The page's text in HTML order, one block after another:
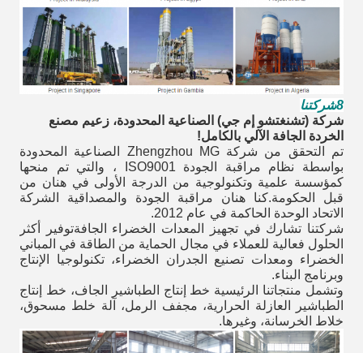
8شركتنا
شركة (تشنغتشو إم جي) الصناعية المحدودة، زعيم مصنع
الخردة الجافة الآلي بالكامل!
تم التحقق من شركة Zhengzhou MG الصناعية المحدودة
بواسطة نظام مراقبة الجودة ISO9001 ، والتي تم منحها
كمؤسسة علمية وتكنولوجية من الدرجة الأولى في هنان من
قبل الحكومة.كنا هنان مراقبة الجودة والمصداقية الشركة
الاتحاد الوحدة الحاكمة في عام 2012.
شركتنا تشارك في تجهيز المعدات الخضراء الجافةتوفير أكثر
الحلول فعالية للعملاء في مجال الحماية من الطاقة في المباني
الخضراء ومعدات تصنيع الجدران الخضراء، تكنولوجيا الإنتاج
وبرنامج البناء.
وتشمل منتجاتنا الرئيسية خط إنتاج الطباشير الجاف، خط إنتاج
الطباشير العازلة الحرارية، مجفف الرمل، آلة خلط مسحوق،
خلاط الخرسانة، وغيرها.